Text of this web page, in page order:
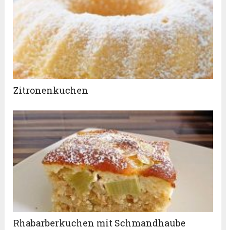
Zitronenkuchen
Rhabarberkuchen mit Schmandhaube